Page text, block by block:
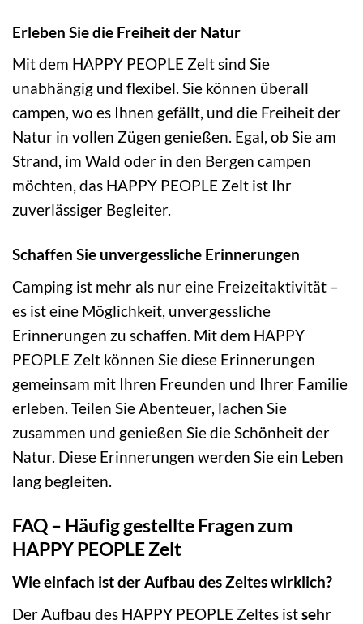
Erleben Sie die Freiheit der Natur
Mit dem HAPPY PEOPLE Zelt sind Sie
unabhängig und flexibel. Sie können überall
campen, wo es Ihnen gefällt, und die Freiheit der
Natur in vollen Zügen genießen. Egal, ob Sie am
Strand, im Wald oder in den Bergen campen
möchten, das HAPPY PEOPLE Zelt ist Ihr
zuverlässiger Begleiter.
Schaffen Sie unvergessliche Erinnerungen
Camping ist mehr als nur eine Freizeitaktivität –
es ist eine Möglichkeit, unvergessliche
Erinnerungen zu schaffen. Mit dem HAPPY
PEOPLE Zelt können Sie diese Erinnerungen
gemeinsam mit Ihren Freunden und Ihrer Familie
erleben. Teilen Sie Abenteuer, lachen Sie
zusammen und genießen Sie die Schönheit der
Natur. Diese Erinnerungen werden Sie ein Leben
lang begleiten.
FAQ – Häufig gestellte Fragen zum
HAPPY PEOPLE Zelt
Wie einfach ist der Aufbau des Zeltes wirklich?
Der Aufbau des HAPPY PEOPLE Zeltes istsehr